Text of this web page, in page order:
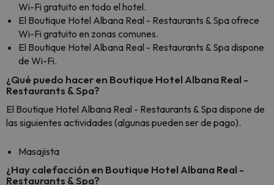
Wi-Fi gratuito en todo el hotel.
El Boutique Hotel Albana Real - Restaurants & Spa ofrece
Wi-Fi gratuito en zonas comunes.
El Boutique Hotel Albana Real - Restaurants & Spa dispone
de Wi-Fi.
¿Qué puedo hacer en Boutique Hotel Albana Real -
Restaurants & Spa?
El Boutique Hotel Albana Real - Restaurants & Spa dispone de
las siguientes actividades (algunas pueden ser de pago).
Masajista
¿Hay calefacción en Boutique Hotel Albana Real -
Restaurants & Spa?